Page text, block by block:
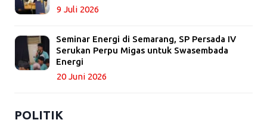
9 Juli 2026
Seminar Energi di Semarang, SP Persada IV
Serukan Perpu Migas untuk Swasembada
Energi
20 Juni 2026
POLITIK